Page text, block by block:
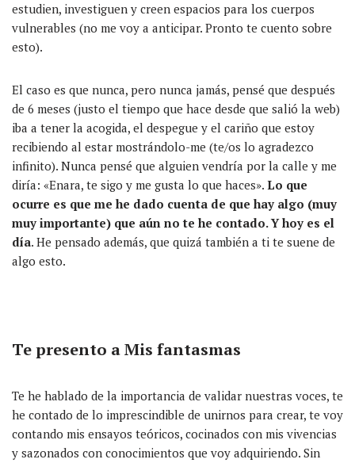
estudien, investiguen y creen espacios para los cuerpos
vulnerables (no me voy a anticipar. Pronto te cuento sobre
esto).
El caso es que nunca, pero nunca jamás, pensé que después
de 6 meses (justo el tiempo que hace desde que salió la web)
iba a tener la acogida, el despegue y el cariño que estoy
recibiendo al estar mostrándolo-me (te/os lo agradezco
infinito). Nunca pensé que alguien vendría por la calle y me
diría: «Enara, te sigo y me gusta lo que haces». Lo que
ocurre es que me he dado cuenta de que hay algo (muy
muy importante) que aún no te he contado. Y hoy es el
día. He pensado además, que quizá también a ti te suene de
algo esto.
Te presento a Mis fantasmas
Te he hablado de la importancia de validar nuestras voces, te
he contado de lo imprescindible de unirnos para crear, te voy
contando mis ensayos teóricos, cocinados con mis vivencias
y sazonados con conocimientos que voy adquiriendo. Sin